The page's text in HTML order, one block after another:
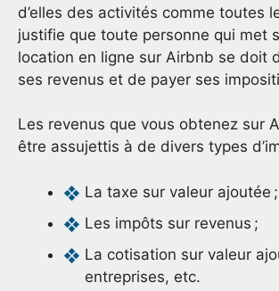
d’elles des activités comme toutes
justifie que toute personne qui met
location en ligne sur Airbnb se doit
ses revenus et de payer ses
Les revenus que vous obtenez sur
être assujettis à de divers types
La taxe sur valeur ajoutée ;
Les impôts sur revenus ;
La cotisation sur valeur
entreprises, etc.